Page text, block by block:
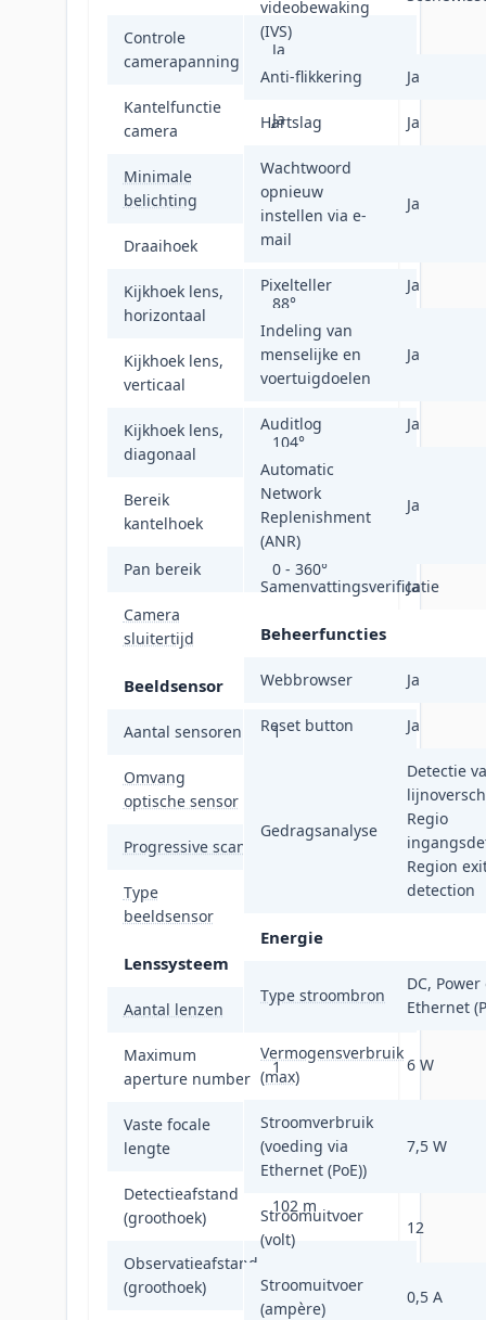
Controle
camerapanning
Ja
Kantelfunctie
camera
Ja
Minimale
belichting
0,005 Lux
Draaihoek 360°
Kijkhoek lens,
horizontaal
88°
Kijkhoek lens,
verticaal
47°
Kijkhoek lens,
diagonaal
104°
Bereik
kantelhoek
0 - 90°
Pan bereik 0 - 360°
Camera
sluitertijd
1/3 - 1/100000 s
Beeldsensor
Aantal sensoren 1
Omvang
optische sensor
Progressive scan
Type
beeldsensor
Lenssysteem
Aantal lenzen 1
Maximum
aperture number
1
Vaste focale
lengte
4 mm
Detectieafstand
(groothoek)
102 m
Observatieafstand
(groothoek)
videobewaking
(IVS)
Anti-flikkering Ja
Hartslag Ja
Wachtwoord
opnieuw
instellen via e-
mail
Ja
Pixelteller Ja
Indeling van
menselijke en
voertuigdoelen
Ja
Auditlog Ja
Automatic
Network
Replenishment
(ANR)
Ja
Samenvattingsverificatie
Ja
Beheerfuncties
Webbrowser Ja
Reset button Ja
Gedragsanalyse
Detectie
Regio
Region
detection
Energie
Type stroombron
DC,
Ethernet
Vermogensverbruik
(max)
6 W
Stroomverbruik
(voeding via
Ethernet (PoE))
7,5 W
Stroomuitvoer
(volt)
12
Stroomuitvoer
(ampère)
0,5 A